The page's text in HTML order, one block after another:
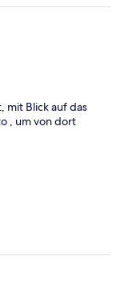
mit Blick auf das
, um von dort